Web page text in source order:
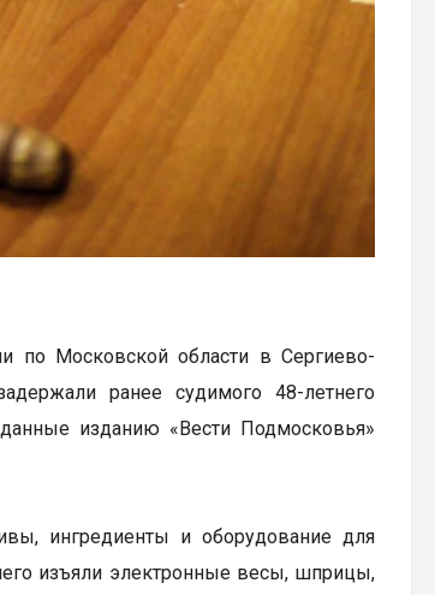
по Московской области в Сергиево-
ранее судимого 48-летнего
изданию «Вести Подмосковья»
ингредиенты и оборудование для
изъяли электронные весы, шприцы,